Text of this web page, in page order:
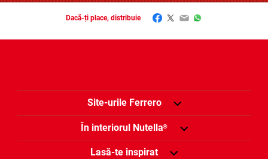
Dacă-ți place, distribuie Facebook
Twitter
EmailWhatsApp
Site-urile Ferrero
În interiorul Nutella®
Lasă-te inspirat